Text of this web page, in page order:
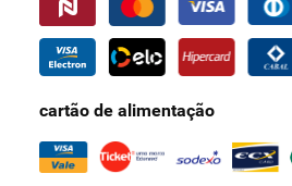
cartão de alimentação